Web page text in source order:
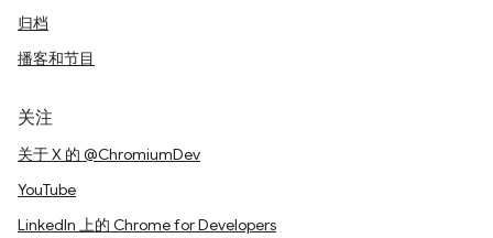
归档
播客和节目
关注
关于 X 的 @ChromiumDev
YouTube
LinkedIn 上的 Chrome for Developers